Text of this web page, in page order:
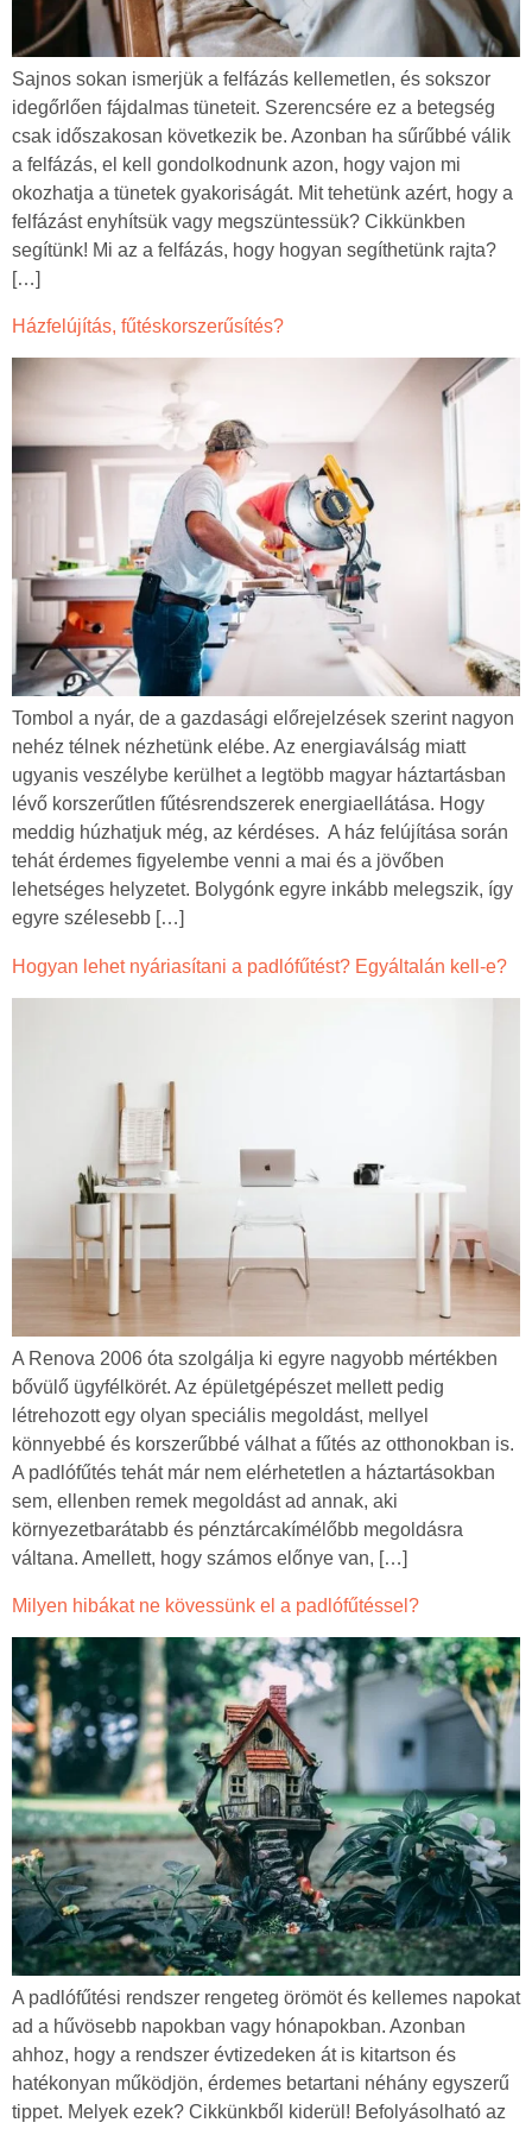
Sajnos sokan ismerjük a felfázás kellemetlen, és sokszor
idegőrlően fájdalmas tüneteit. Szerencsére ez a betegség
csak időszakosan következik be. Azonban ha sűrűbbé válik
a felfázás, el kell gondolkodnunk azon, hogy vajon mi
okozhatja a tünetek gyakoriságát. Mit tehetünk azért, hogy a
felfázást enyhítsük vagy megszüntessük? Cikkünkben
segítünk! Mi az a felfázás, hogy hogyan segíthetünk rajta?
[…]
Házfelújítás, fűtéskorszerűsítés?
Tombol a nyár, de a gazdasági előrejelzések szerint nagyon
nehéz télnek nézhetünk elébe. Az energiaválság miatt
ugyanis veszélybe kerülhet a legtöbb magyar háztartásban
lévő korszerűtlen fűtésrendszerek energiaellátása. Hogy
meddig húzhatjuk még, az kérdéses. A ház felújítása során
tehát érdemes figyelembe venni a mai és a jövőben
lehetséges helyzetet. Bolygónk egyre inkább melegszik, így
egyre szélesebb […]
Hogyan lehet nyáriasítani a padlófűtést? Egyáltalán kell-e?
A Renova 2006 óta szolgálja ki egyre nagyobb mértékben
bővülő ügyfélkörét. Az épületgépészet mellett pedig
létrehozott egy olyan speciális megoldást, mellyel
könnyebbé és korszerűbbé válhat a fűtés az otthonokban is.
A padlófűtés tehát már nem elérhetetlen a háztartásokban
sem, ellenben remek megoldást ad annak, aki
környezetbarátabb és pénztárcakímélőbb megoldásra
váltana. Amellett, hogy számos előnye van, […]
Milyen hibákat ne kövessünk el a padlófűtéssel?
A padlófűtési rendszer rengeteg örömöt és kellemes napokat
ad a hűvösebb napokban vagy hónapokban. Azonban
ahhoz, hogy a rendszer évtizedeken át is kitartson és
hatékonyan működjön, érdemes betartani néhány egyszerű
tippet. Melyek ezek? Cikkünkből kiderül! Befolyásolható az